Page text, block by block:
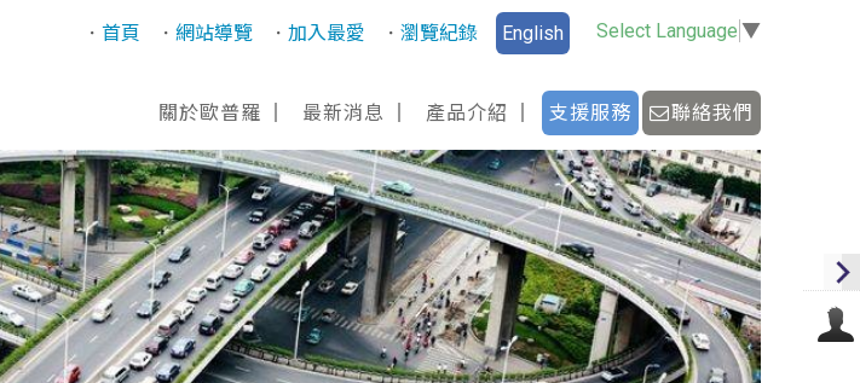
Select Language ▼
首頁 網站導覽 加入最愛 English
瀏覽紀錄
關於歐普羅 最新消息 產品介紹 支援服務 聯絡我們